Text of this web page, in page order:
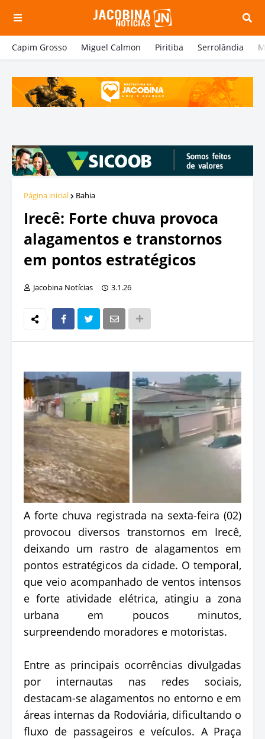
Capim Grosso Miguel Calmon Piritiba Serrolândia
Página inicial Bahia
Irecê: Forte chuva provoca
alagamentos e transtornos
em pontos estratégicos
Jacobina Notícias 3.1.26
A forte chuva registrada na sexta-feira (02)
provocou diversos transtornos em Irecê,
deixando um rastro de alagamentos em
pontos estratégicos da cidade. O temporal,
que veio acompanhado de ventos intensos
e forte atividade elétrica, atingiu a zona
urbana em poucos minutos,
surpreendendo moradores e motoristas.
Entre as principais ocorrências divulgadas
por internautas nas redes sociais,
destacam-se alagamentos no entorno e em
áreas internas da Rodoviária, dificultando o
fluxo de passageiros e veículos. A Praça